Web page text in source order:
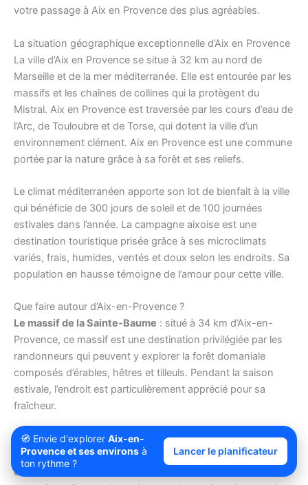
votre passage à Aix en Provence des plus agréables.
La situation géographique exceptionnelle d’Aix en Provence
La ville d’Aix en Provence se situe à 32 km au nord de
Marseille et de la mer méditerranée. Elle est entourée par les
massifs et les chaînes de collines qui la protègent du
Mistral. Aix en Provence est traversée par les cours d’eau de
l’Arc, de Touloubre et de Torse, qui dotent la ville d’un
environnement clément. Aix en Provence est une commune
portée par la nature grâce à sa forêt et ses reliefs.
Le climat méditerranéen apporte son lot de bienfait à la ville
qui bénéficie de 300 jours de soleil et de 100 journées
estivales dans l’année. La campagne aixoise est une
destination touristique prisée grâce à ses microclimats
variés, frais, humides, ventés et doux selon les endroits. Sa
population en hausse témoigne de l’amour pour cette ville.
Que faire autour d’Aix-en-Provence ?
Le massif de la Sainte-Baume : situé à 34 km d’Aix-en-
Provence, ce massif est une destination privilégiée par les
randonneurs qui peuvent y explorer la forêt domaniale
composés d’érables, hêtres et tilleuls. Pendant la saison
estivale, l’endroit est particulièrement apprécié pour sa
fraîcheur.
Cassis: si vous avez envie de faire une petite escapade au
bord de la mer au cours de votre séjour à Aix, pensez à
cette destination. Ici, l’environnement est d’une beauté
🧭 Envie d'explorer Aix-en-
Provence et ses environs à
ton rythme ?
Lancer le planificateur